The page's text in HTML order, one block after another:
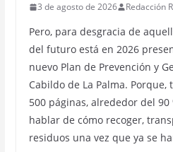
3 de agosto de 2026 Redacción
Pero, para desgracia de
del futuro está en 2026
nuevo Plan de Prevención y
Cabildo de La Palma.
500 páginas, alrededor del
hablar de cómo recoger,
residuos una vez que ya se